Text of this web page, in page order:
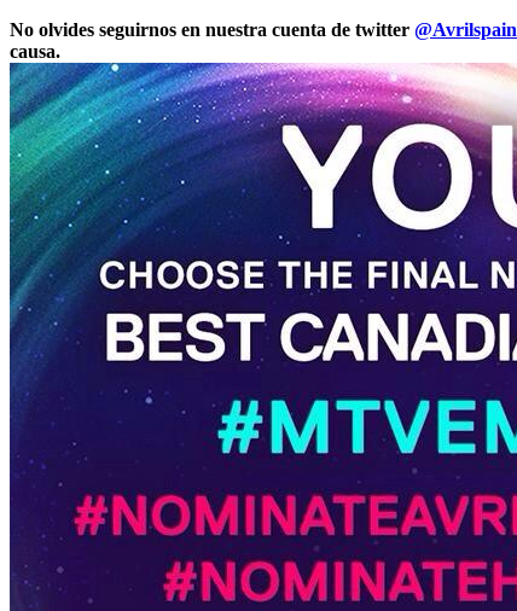
No olvides seguirnos en nuestra cuenta de twitter @Avrilspain
causa.